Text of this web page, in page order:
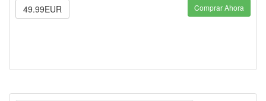
49.99EUR
Comprar Ahora